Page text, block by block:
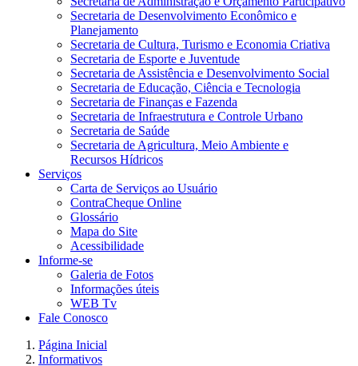
Secretaria de Desenvolvimento Econômico e
Planejamento
Secretaria de Cultura, Turismo e Economia Criativa
Secretaria de Esporte e Juventude
Secretaria de Assistência e Desenvolvimento Social
Secretaria de Educação, Ciência e Tecnologia
Secretaria de Finanças e Fazenda
Secretaria de Infraestrutura e Controle Urbano
Secretaria de Saúde
Secretaria de Agricultura, Meio Ambiente e
Recursos Hídricos
Serviços
Carta de Serviços ao Usuário
ContraCheque Online
Glossário
Mapa do Site
Acessibilidade
Informe-se
Galeria de Fotos
Informações úteis
WEB Tv
Fale Conosco
Página Inicial
Informativos